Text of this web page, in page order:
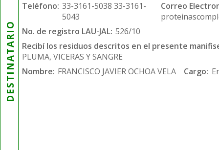
DESTINATARIO
Teléfono: 33-3161-5038 33-3161-
5043
Correo
No. de registro LAU-JAL: 526/10
Recibí los residuos descritos en el presente
PLUMA, VICERAS Y SANGRE
Nombre: FRANCISCO JAVIER OCHOA VELA Cargo: